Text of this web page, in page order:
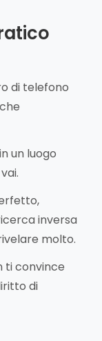
di telefono
un luogo
inversa
molto.
ti convince
di